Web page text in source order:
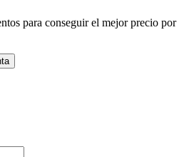
para conseguir el mejor precio por